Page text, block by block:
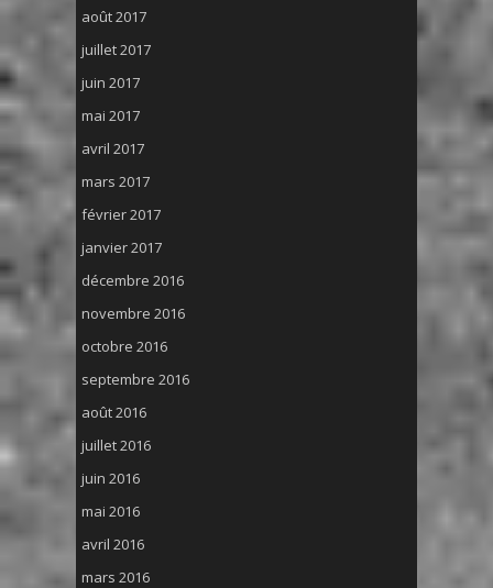
août 2017
juillet 2017
juin 2017
mai 2017
avril 2017
mars 2017
février 2017
janvier 2017
décembre 2016
novembre 2016
octobre 2016
septembre 2016
août 2016
juillet 2016
juin 2016
mai 2016
avril 2016
mars 2016